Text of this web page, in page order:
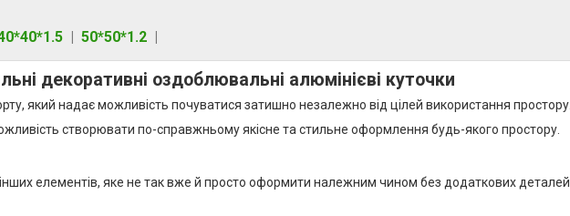
| 50*50*1.2 |
декоративні оздоблювальні алюмінієві куточки
який надає можливість почуватися затишно незалежно від цілей використання простору.
створювати по-справжньому якісне та стильне оформлення будь-якого простору.
елементів, яке не так вже й просто оформити належним чином без додаткових деталей.